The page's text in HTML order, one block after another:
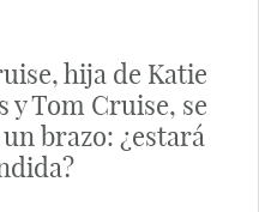
hija de Katie
y Tom Cruise, se
brazo: ¿estará